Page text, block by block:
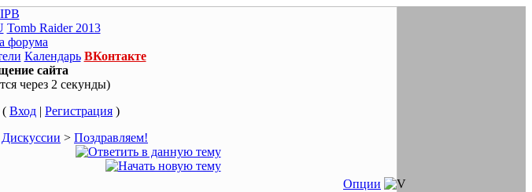
Tomb Raider 2013
форума
Календарь ВКонтакте
сайта
через 2 секунды)
( Вход | Регистрация )
Дискуссии > Поздравляем!
Опции